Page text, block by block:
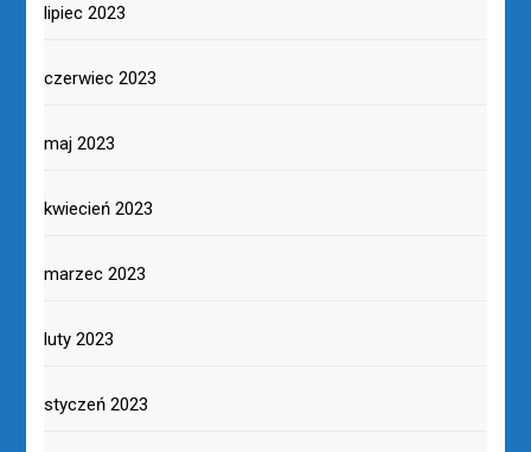
lipiec 2023
czerwiec 2023
maj 2023
kwiecień 2023
marzec 2023
luty 2023
styczeń 2023